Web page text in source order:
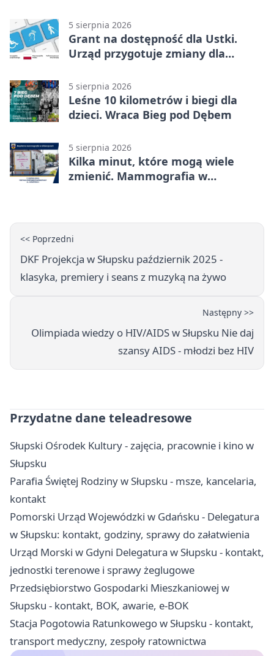
5 sierpnia 2026
Grant na dostępność dla Ustki.
Urząd przygotuje zmiany dla
5 sierpnia 2026
Leśne 10 kilometrów i biegi dla
dzieci. Wraca Bieg pod Dębem
5 sierpnia 2026
Kilka minut, które mogą wiele
zmienić. Mammografia w
<< Poprzedni
DKF Projekcja w Słupsku październik 2025 -
klasyka, premiery i seans z muzyką na żywo
Następny >>
Olimpiada wiedzy o HIV/AIDS w Słupsku Nie daj
szansy AIDS - młodzi bez HIV
Przydatne dane teleadresowe
Słupski Ośrodek Kultury - zajęcia, pracownie i kino w
Słupsku
Parafia Świętej Rodziny w Słupsku - msze, kancelaria,
kontakt
Pomorski Urząd Wojewódzki w Gdańsku - Delegatura
w Słupsku: kontakt, godziny, sprawy do załatwienia
Urząd Morski w Gdyni Delegatura w Słupsku - kontakt,
jednostki terenowe i sprawy żeglugowe
Przedsiębiorstwo Gospodarki Mieszkaniowej w
Słupsku - kontakt, BOK, awarie, e-BOK
Stacja Pogotowia Ratunkowego w Słupsku - kontakt,
transport medyczny, zespoły ratownictwa